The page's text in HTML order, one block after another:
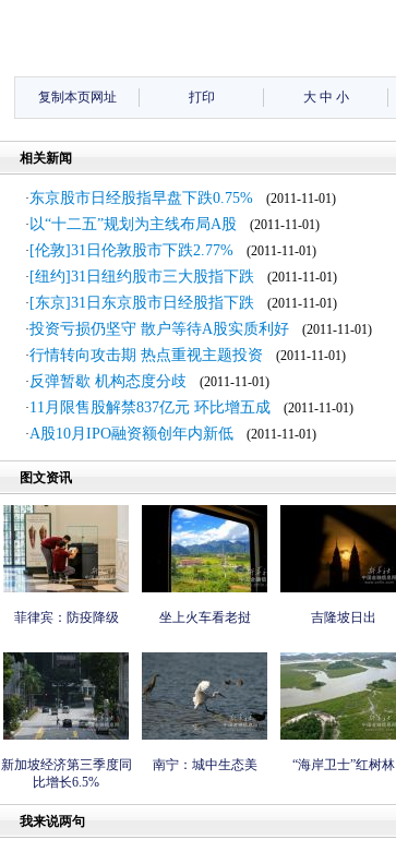
复制本页网址 打印 大 中 小
相关新闻
·东京股市日经股指早盘下跌0.75% (2011-11-01)
·以“十二五”规划为主线布局A股 (2011-11-01)
· [伦敦]31日伦敦股市下跌2.77% (2011-11-01)
· [纽约]31日纽约股市三大股指下跌 (2011-11-01)
· [东京]31日东京股市日经股指下跌 (2011-11-01)
·投资亏损仍坚守 散户等待A股实质利好 (2011-11-01)
·行情转向攻击期 热点重视主题投资 (2011-11-01)
·反弹暂歇 机构态度分歧 (2011-11-01)
·11月限售股解禁837亿元 环比增五成 (2011-11-01)
·A股10月IPO融资额创年内新低 (2011-11-01)
图文资讯
菲律宾：防疫降级 坐上火车看老挝 吉隆坡日出
新加坡经济第三季度同
比增长6.5%
南宁：城中生态美 “海岸卫士”红树林
我来说两句